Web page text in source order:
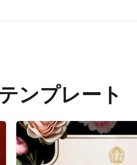
ンプレート